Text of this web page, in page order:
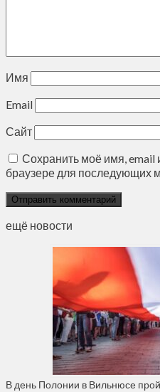
Имя
Email
Сайт
Сохранить моё имя, email
браузере для последующих
ещё новости
В день Полонии в Вильнюсе